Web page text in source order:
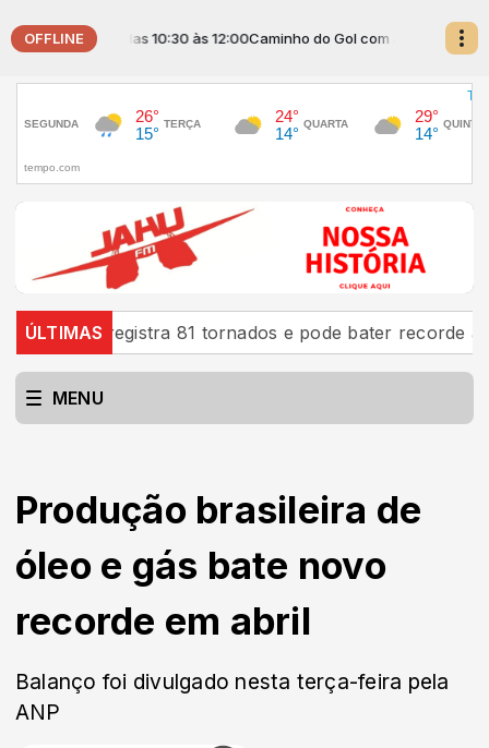
OFFLINE
JOSÉ MAIA das 10:30 às 12:00Caminho do Gol com JOSÉ MAIA das
ÚLTIMAS
registra 81 tornados e pode bater recorde até o
MENU
Produção brasileira de
óleo e gás bate novo
recorde em abril
Balanço foi divulgado nesta terça-feira pela
ANP